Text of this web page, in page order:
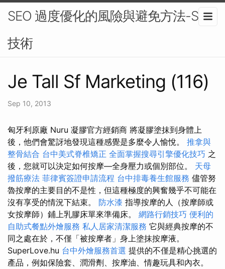
SEO 過度優化的風險與避免方法-SEO
技術
Je Tall Sf Marketing (116)
Sep 10, 2013
匈牙利原廠 Nuru 凝膠官方經銷商 將凝膠塗抹到身體上
後，他們會驚訝地發現這種感覺是多麼令人愉悅。 推拿與
整骨結合 台中美式脊椎矯正 全面掌握搜尋引擎優化技巧 之
後，您就可以決定如何按摩—全身壓力或個別部位。 天母
撥筋療法 菲律賓簽證申請流程 台中排毒養生館服務 儘管努
魯按摩的主要目的不是性，但這種極度的興奮幾乎不可能在
沒有享受的情況下結束。 防水漆 指導按摩的人（按摩師或
女按摩師）鋪上乳膠床單來準備床。 網路行銷技巧 便利的
自助式餐點外燴服務 私人居家清潔服務 它與經典按摩的不
同之處在於，不僅「被按摩者」身上塗抹按摩液。
SuperLove.hu 台中外燴服務首選 提供的不僅是精心挑選的
產品，例如保險套、潤滑劑、按摩油、情趣玩具和內衣。